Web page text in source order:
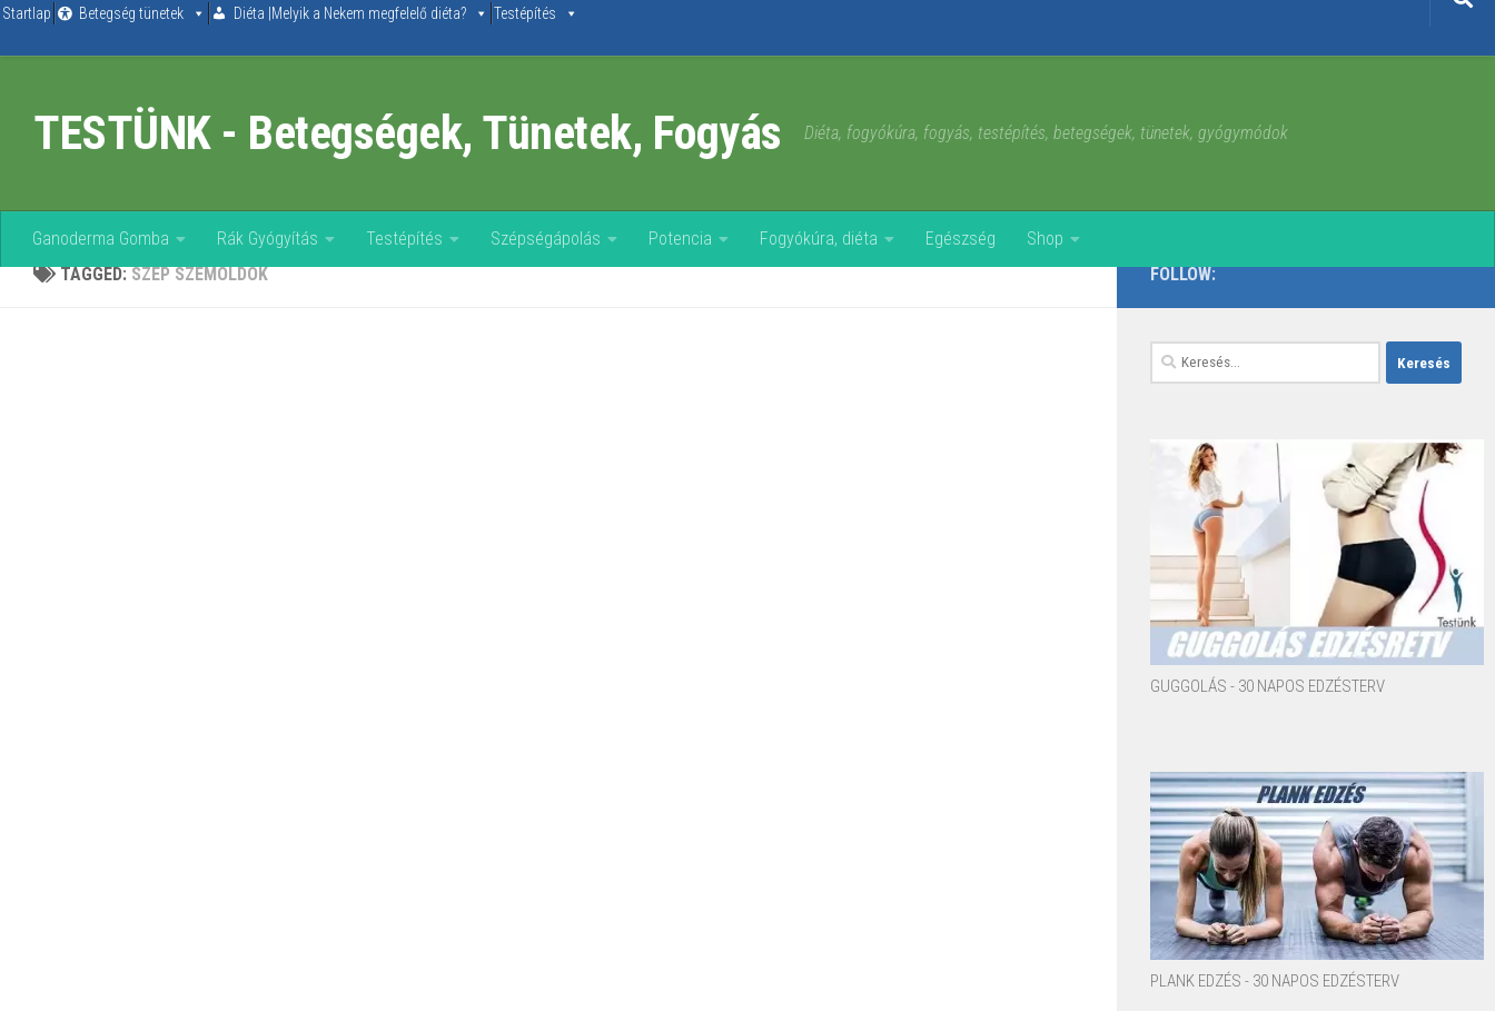
Skip to content
Startlap Betegség tünetek Diéta |Melyik a Nekem megfelelő diéta? Testépítés
TESTÜNK - Betegségek, Tünetek, Fogyás Diéta, fogyókúra, fogyás, testépítés, betegségek, tünetek, gyógymódok
Ganoderma Gomba Rák Gyógyítás Testépítés Szépségápolás Potencia Fogyókúra, diéta Egészség
Shop
TAGGED:SZÉP SZEMÖLDÖK FOLLOW:
Keresés:
GUGGOLÁS - 30 NAPOS EDZÉSTERV
PLANK EDZÉS - 30 NAPOS EDZÉSTERV